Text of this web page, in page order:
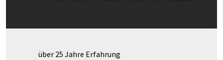
über 25 Jahre Erfahrung